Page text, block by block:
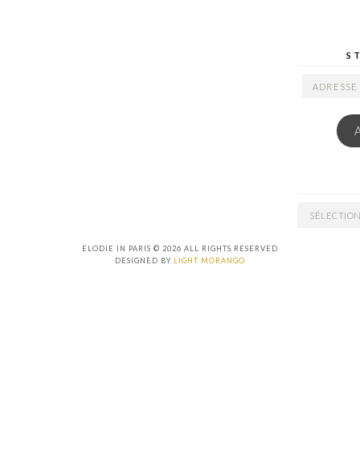
ADRESSE
ARCHIVES
ELODIE IN PARIS © 2026 ALL RIGHTS RESERVED
DESIGNED BY LIGHT MORANGO